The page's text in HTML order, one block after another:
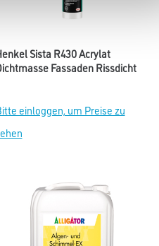
Sista R430 Acrylat
Fassaden Rissdicht
einloggen, um Preise zu